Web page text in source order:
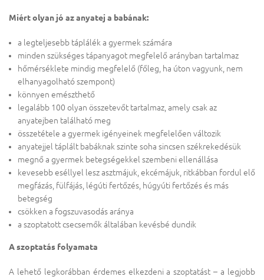
Miért olyan jó az anyatej a babának:
a legteljesebb táplálék a gyermek számára
minden szükséges tápanyagot megfelelő arányban tartalmaz
hőmérséklete mindig megfelelő (főleg, ha úton vagyunk, nem
elhanyagolható szempont)
könnyen emészthető
legalább 100 olyan összetevőt tartalmaz, amely csak az
anyatejben található meg
összetétele a gyermek igényeinek megfelelően változik
anyatejjel táplált babáknak szinte soha sincsen székrekedésük
megnő a gyermek betegségekkel szembeni ellenállása
kevesebb eséllyel lesz asztmájuk, ekcémájuk, ritkábban fordul elő
megfázás, fülfájás, légúti fertőzés, húgyúti fertőzés és más
betegség
csökken a fogszuvasodás aránya
a szoptatott csecsemők általában kevésbé dundik
A szoptatás folyamata
A lehető legkorábban érdemes elkezdeni a szoptatást – a legjobb